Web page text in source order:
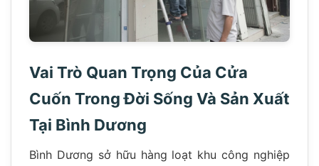
Vai Trò Quan Trọng Của Cửa
Cuốn Trong Đời Sống Và Sản Xuất
Tại Bình Dương
Bình Dương sở hữu hàng loạt khu công nghiệp